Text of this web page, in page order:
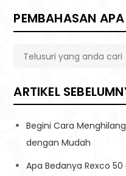
PEMBAHASAN
ARTIKEL
Begini Cara
dengan Mudah
Apa Bedanya Rexco